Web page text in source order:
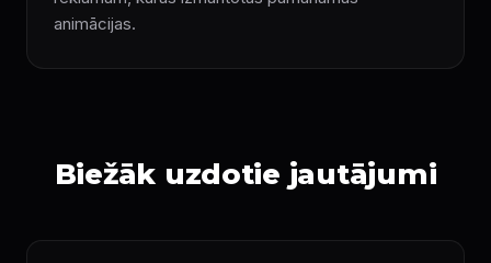
animācijas.
Biežāk uzdotie jautājumi